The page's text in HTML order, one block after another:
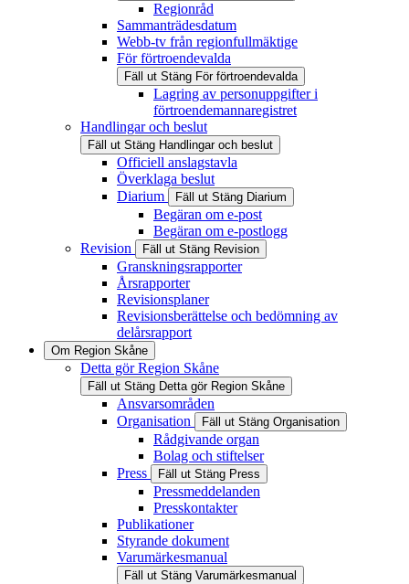
Regionråd
Sammanträdesdatum
Webb-tv från regionfullmäktige
För förtroendevalda
Fäll ut Stäng För förtroendevalda
Lagring av personuppgifter i
förtroendemannaregistret
Handlingar och beslut
Fäll ut Stäng Handlingar och beslut
Officiell anslagstavla
Överklaga beslut
Diarium
Fäll ut Stäng Diarium
Begäran om e-post
Begäran om e-postlogg
Revision
Fäll ut Stäng Revision
Granskningsrapporter
Årsrapporter
Revisionsplaner
Revisionsberättelse och bedömning av
delårsrapport
Om Region Skåne
Detta gör Region Skåne
Fäll ut Stäng Detta gör Region Skåne
Ansvarsområden
Organisation
Fäll ut Stäng Organisation
Rådgivande organ
Bolag och stiftelser
Press
Fäll ut Stäng Press
Pressmeddelanden
Presskontakter
Publikationer
Styrande dokument
Varumärkesmanual
Fäll ut Stäng Varumärkesmanual